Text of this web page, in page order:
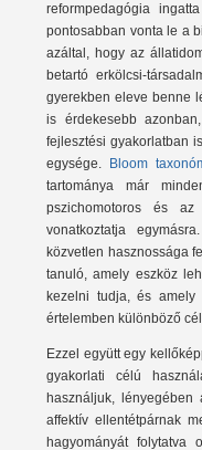
reformpedagógia
pontosabban vonta le a
azáltal, hogy az
betartó erkölcsi-
gyerekben eleve benne
is érdekesebb
fejlesztési gyakorlatban
egysége.
Bloom
tartománya már
pszichomotoros és
vonatkoztatja
közvetlen hasznossága
tanuló, amely eszköz
kezelni tudja, és amely
értelemben különböző
Ezzel együtt egy
gyakorlati célú
használjuk,
affektív ellentétpárnak
hagyományát folytatva